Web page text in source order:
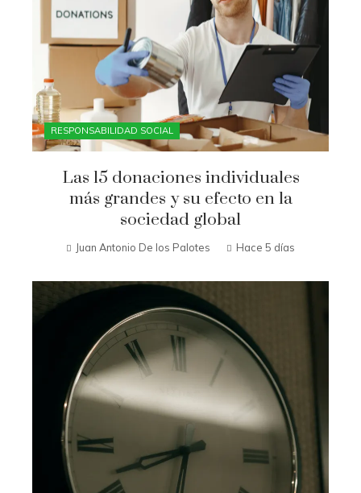
RESPONSABILIDAD SOCIAL
Las 15 donaciones individuales
más grandes y su efecto en la
sociedad global
Juan Antonio De los Palotes Hace 5 días